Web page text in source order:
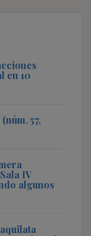
en 10
57,
IV
algunos